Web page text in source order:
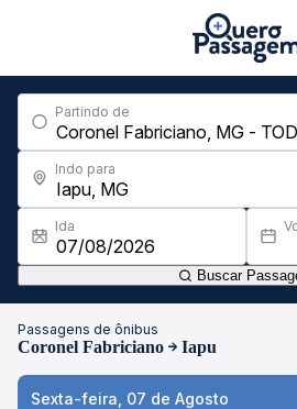
Partindo de
Indo para
Ida
Buscar
Passagens de ônibus
Coronel Fabriciano Iapu
Sexta-feira, 07 de Agosto